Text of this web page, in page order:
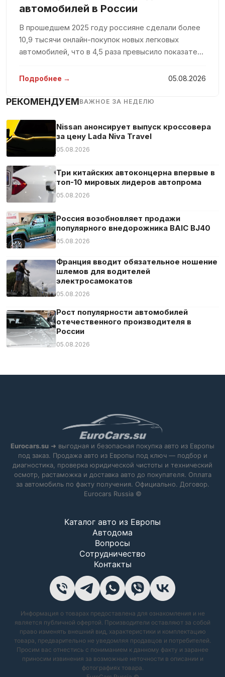
Подогрев сидений
Противобуксовочная система
Сажевый фильтр
Светодиодные фары
Система аварийного вызова
Система оповещения о расстоянии
Система предупреждения об усталости
Складные боковые зеркала
Тюнер/радио
Усилитель руля
Центральный замок
Цифровая приборная панель
Экстренное торможение
Электрозеркала
Электростекла
автомобилей в России
В прошедшем 2025 году россияне сделали более
10,9 тысячи онлайн-покупок новых легковых
автомобилей, что в 4,5 раза превысило показатель
представлены в исследовании агентства Smart
Подробнее → 05.08.2026
РЕКОМЕНДУЕМВАЖНОЕ ЗА НЕДЕЛЮ
Nissan анонсирует выпуск кроссовера
за цену Lada Niva Travel
05.08.2026
Три китайских автоконцерна впервые в
топ-10 мировых лидеров автопрома
05.08.2026
Россия возобновляет продажи
популярного внедорожника BAIC BJ40
05.08.2026
Франция вводит обязательное ношение
шлемов для водителей
электросамокатов
05.08.2026
Рост популярности автомобилей
отечественного производителя в
России
05.08.2026
Eurocars.su ➜ выгодная и безопасная покупка авто из Европы
под заказ. Продажа авто из Европы под ключ — подбор и
диагностика, проверка юридической чистоты и технический
осмотр, растаможка и доставка авто до покупателя. Оплата
за автомобиль по факту получения. Официально. Договор.
Eurocars Russia ©
Каталог авто из Европы
Автодома
Вопросы
Сотрудничество
Контакты
Информация о товарах предоставлена для ознакомления и не
является публичной офертой. Производители оставляют за собой
право изменять внешний вид, характеристики и комплектацию
товара, предварительно не уведомляя продавцов и потребителей.
Просим вас отнестись с пониманием к данному факту и заранее
приносим извинения за возможные неточности в описании и
фотографиях товара.